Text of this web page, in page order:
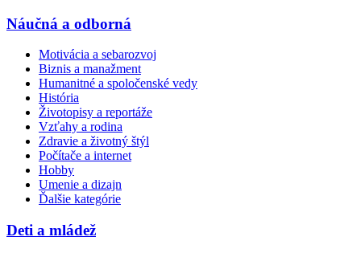
Náučná a odborná
Motivácia a sebarozvoj
Biznis a manažment
Humanitné a spoločenské vedy
História
Životopisy a reportáže
Vzťahy a rodina
Zdravie a životný štýl
Počítače a internet
Hobby
Umenie a dizajn
Ďalšie kategórie
Deti a mládež